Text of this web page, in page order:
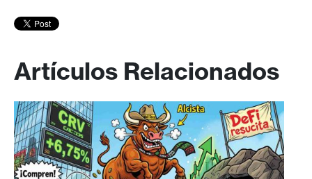
Artículos Relacionados